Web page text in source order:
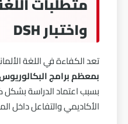
واختبار DSH
تعد الكفاءة في اللغة
بمعظم برامج
بسبب اعتماد الدراسة بشكل
الأكاديمي والتفاعل داخل